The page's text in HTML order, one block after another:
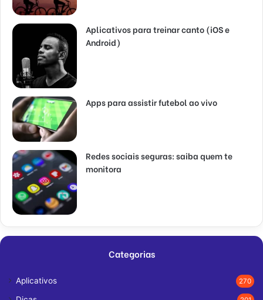
Aplicativos para treinar canto (iOS e
Android)
Apps para assistir futebol ao vivo
Redes sociais seguras: saiba quem te
monitora
Categorias
Aplicativos 270